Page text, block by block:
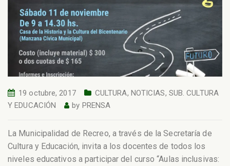
19 octubre, 2017 CULTURA, NOTICIAS, SUB. CULTURA
Y EDUCACIÓN
by PRENSA
La Municipalidad de Recreo, a través de la Secretaría de
Cultura y Educación, invita a los docentes de todos los
niveles educativos a participar del curso “Aulas inclusivas: